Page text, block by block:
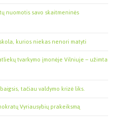
nuomotis savo skaitmeninės
kurios niekas nenori matyti
tvarkymo įmonėje Vilniuje – užimta
tačiau valdymo krizė liks.
Vyriausybių prakeiksmą